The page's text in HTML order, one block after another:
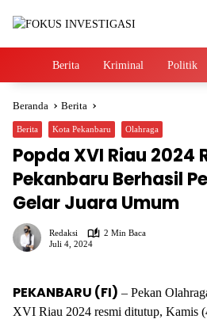
HomeBerita Kriminal Politik
Beranda Berita
Berita Kota Pekanbaru Olahraga
Popda XVI Riau 2024
Pekanbaru Berhasil
Gelar Juara Umum
Redaksi
2 Min Baca
Juli 4, 2024
PEKANBARU (FI) – Pekan
XVI Riau 2024 resmi ditutup, Kamis